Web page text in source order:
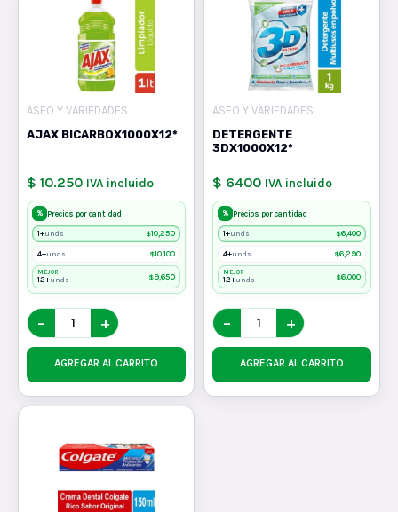
ASEO Y VARIEDADES
AJAX BICARBOX1000X12*
$ 10.250 IVA incluido
% Precios por cantidad
1+unds $10,250
4+unds $10,100
MEJOR
12+unds $9,650
− +
AGREGAR AL CARRITO
ASEO Y VARIEDADES
DETERGENTE
3DX1000X12*
$ 6400 IVA incluido
% Precios por cantidad
1+unds $6,400
4+unds $6,290
MEJOR
12+unds $6,000
− +
AGREGAR AL CARRITO